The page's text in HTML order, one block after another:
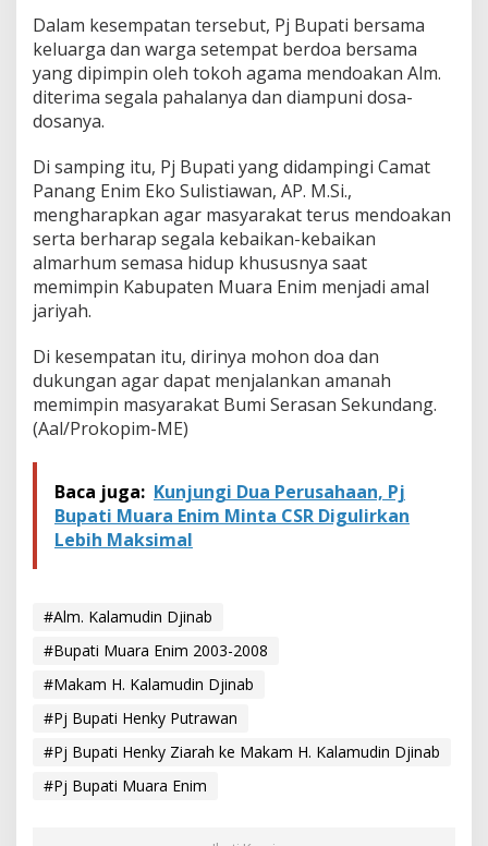
i
H
e
k
a
g
m
i
S
o
A
l
m
m
A
t
a
Dalam kesempatan tersebut, Pj Bupati bersama
keluarga dan warga setempat berdoa bersama
yang dipimpin oleh tokoh agama mendoakan Alm.
diterima segala pahalanya dan diampuni dosa-
dosanya.
Di samping itu, Pj Bupati yang didampingi Camat
Panang Enim Eko Sulistiawan, AP. M.Si.,
mengharapkan agar masyarakat terus mendoakan
serta berharap segala kebaikan-kebaikan
almarhum semasa hidup khususnya saat
memimpin Kabupaten Muara Enim menjadi amal
jariyah.
Di kesempatan itu, dirinya mohon doa dan
dukungan agar dapat menjalankan amanah
memimpin masyarakat Bumi Serasan Sekundang.
(Aal/Prokopim-ME)
Baca juga: Kunjungi Dua Perusahaan, Pj
Bupati Muara Enim Minta CSR Digulirkan
Lebih Maksimal
#Alm. Kalamudin Djinab
#Bupati Muara Enim 2003-2008
#Makam H. Kalamudin Djinab
#Pj Bupati Henky Putrawan
#Pj Bupati Henky Ziarah ke Makam H. Kalamudin Djinab
#Pj Bupati Muara Enim